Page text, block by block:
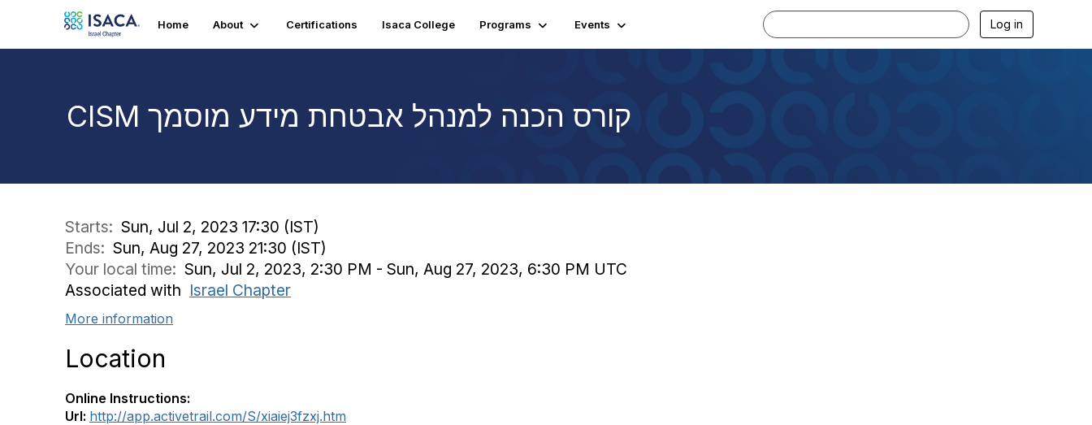
Home About Certifications Isaca College Programs Events Log in
CISM קורס הכנה למנהל אבטחת מידע מוסמך
Starts: Sun, Jul 2, 2023 17:30 (IST)
Ends: Sun, Aug 27, 2023 21:30 (IST)
Your local time: Sun, Jul 2, 2023, 2:30 PM - Sun, Aug 27, 2023, 6:30 PM UTC
Associated with Israel Chapter
More information
Location
Online Instructions:
Url: http://app.activetrail.com/S/xiaiej3fzxj.htm